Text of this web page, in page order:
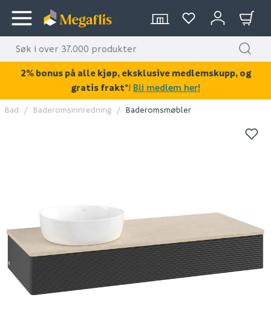
KAN DISSE VÆRE AV INTERESSE?
Hyper bokhylle eik
struktur
Kendo diamantblad
Bad Baderomsinnredning Baderomsmøbler
2% bonus på alle kjøp, eksklusive medlemskupp, og
gratis frakt*! Bli medlem her!